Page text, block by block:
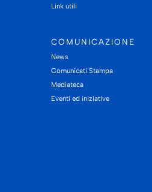
Link utili
COMUNICAZIONE
News
Comunicati Stampa
Mediateca
Eventi ed iniziative